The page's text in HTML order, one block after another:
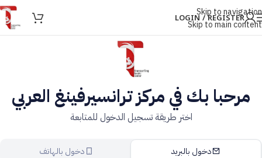
Skip to navigation
Skip to main content
LOGIN / REGISTER
مرحبا بك في مركز ترانسيرفينغ العربي
اختر طريقة تسجيل الدخول للمتابعة
دخول بالبريد دخول بالهاتف